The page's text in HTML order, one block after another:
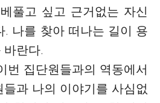
풀고 싶고 근거없는 자신
. 나를 찾아 떠나는 길이 용
바란다.
번 집단원들과의 역동에서
과 나의 이야기를 사심없